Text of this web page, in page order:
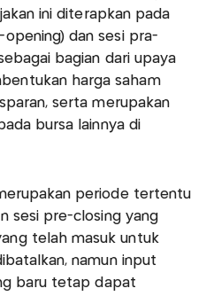
ini diterapkan pada
dan sesi pra-
bagian dari upaya
harga saham
serta merupakan
bursa lainnya di
periode tertentu
sesi pre-closing yang
telah masuk untuk
namun input
baru tetap dapat